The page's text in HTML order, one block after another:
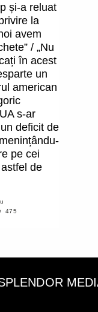
și-a reluat
la
avem
/ „Nu
în acest
un
american
s-ar
deficit de
pe cei
de
475